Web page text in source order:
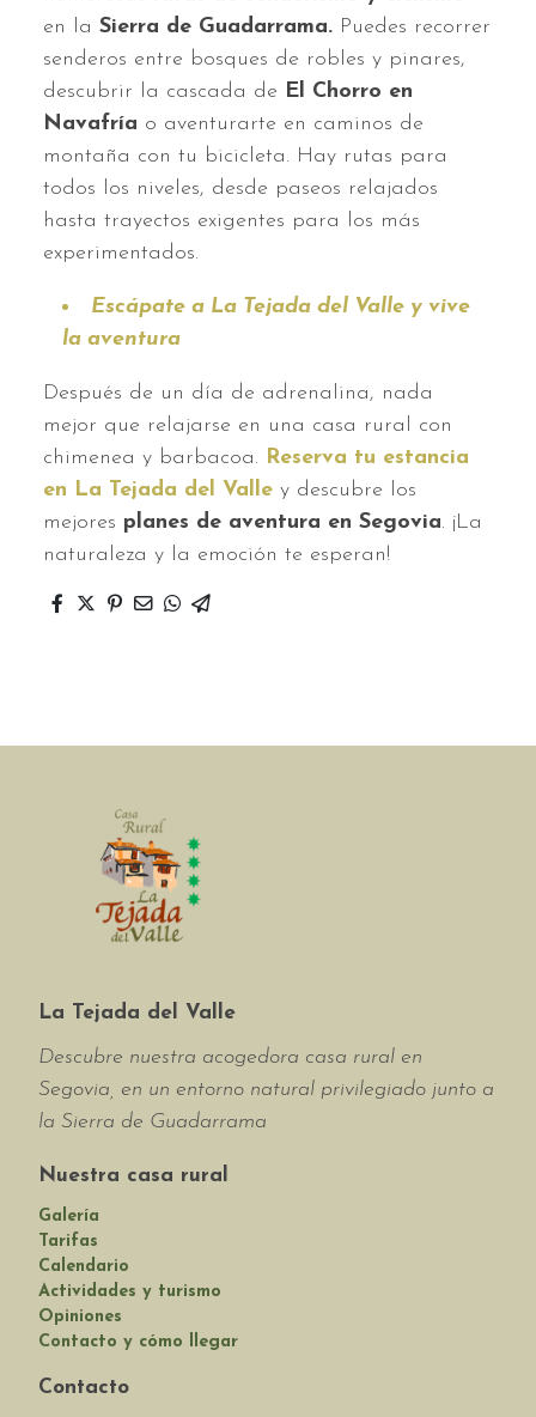
en la Sierra de Guadarrama. Puedes recorrer
senderos entre bosques de robles y pinares,
descubrir la cascada de El Chorro en
Navafría o aventurarte en caminos de
montaña con tu bicicleta. Hay rutas para
todos los niveles, desde paseos relajados
hasta trayectos exigentes para los más
experimentados.
Escápate a La Tejada del Valle y vive
la aventura
Después de un día de adrenalina, nada
mejor que relajarse en una casa rural con
chimenea y barbacoa. Reserva tu estancia
en La Tejada del Valle y descubre los
mejores planes de aventura en Segovia. ¡La
naturaleza y la emoción te esperan!
La Tejada del Valle
Descubre nuestra acogedora casa rural en
Segovia, en un entorno natural privilegiado junto a
la Sierra de Guadarrama
Nuestra casa rural
Galería
Tarifas
Calendario
Actividades y turismo
Opiniones
Contacto y cómo llegar
Contacto